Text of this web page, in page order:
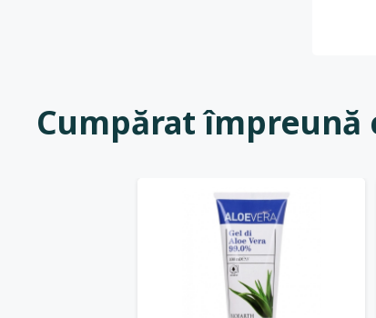
Cumpărat împreună